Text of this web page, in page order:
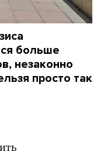
больше
незаконно
просто так